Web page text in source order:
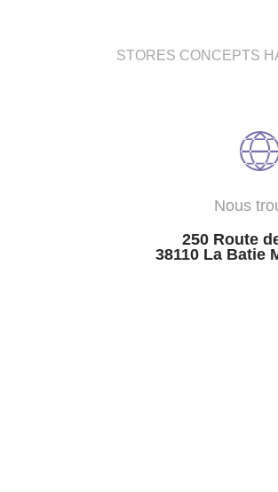
STORES CONCEPTS
Nous
250 Route
38110 La Batie